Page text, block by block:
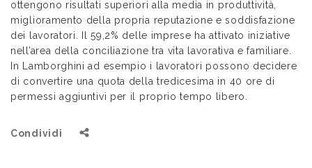
ottengono risultati superiori alla media in produttività,
miglioramento della propria reputazione e soddisfazione
dei lavoratori. Il 59,2% delle imprese ha attivato iniziative
nell’area della conciliazione tra vita lavorativa e familiare.
In Lamborghini ad esempio i lavoratori possono decidere
di convertire una quota della tredicesima in 40 ore di
permessi aggiuntivi per il proprio tempo libero.
Condividi